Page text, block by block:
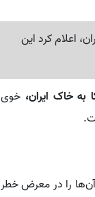
اعلام کرد این
به خاک ایران،خوی
آن‌ها را در معرض خطر